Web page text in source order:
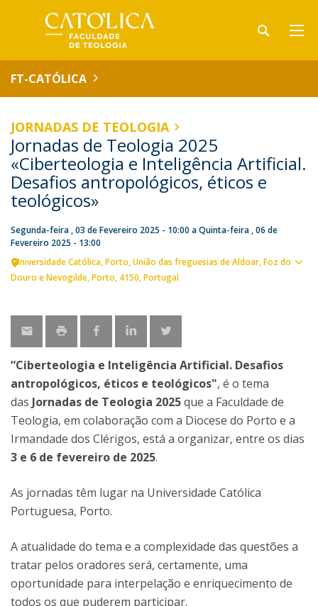
FT-CATÓLICA
JORNADAS DE TEOLOGIA
Jornadas de Teologia 2025
«Ciberteologia e Inteligência Artificial.
Desafios antropológicos, éticos e
teológicos»
Segunda-feira , 03 de Fevereiro 2025 - 10:00 aQuinta-feira , 06 de
Fevereiro 2025 - 13:00
Universidade Católica Porto União das freguesias de Aldoar, Foz do
Douro e Nevogilde, Porto 4150 Portugal
“Ciberteologia e Inteligência Artificial. Desafios
antropológicos, éticos e teológicos", é o tema
das Jornadas de Teologia 2025que a Faculdade de
Teologia, em colaboração com a Diocese do Porto e a
Irmandade dos Clérigos, está a organizar, entre os dias
3 e 6 de fevereiro de 2025.
As jornadas têm lugar na Universidade Católica
Portuguesa, Porto.
A atualidade do tema e a complexidade das questões a
tratar pelos oradores será, certamente, uma
oportunidade para interpelação e enriquecimento de
todos os que puderem participar.